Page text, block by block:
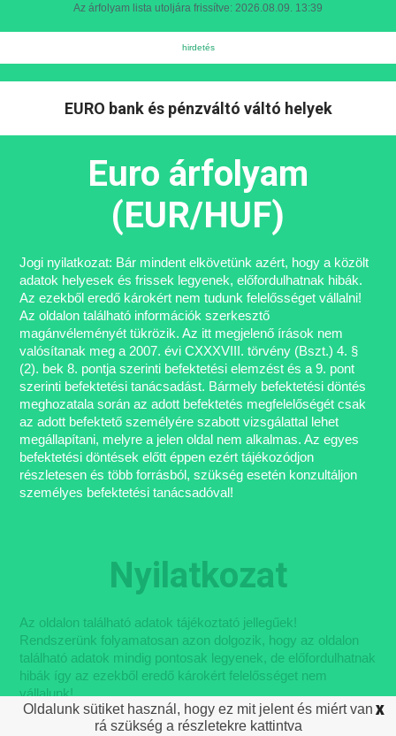
Az árfolyam lista utoljára frissítve: 2026.08.09. 13:39
EURO bank és pénzváltó váltó helyek
Euro árfolyam
(EUR/HUF)
Jogi nyilatkozat: Bár mindent elkövetünk azért, hogy a közölt
adatok helyesek és frissek legyenek, előfordulhatnak hibák.
Az ezekből eredő károkért nem tudunk felelősséget vállalni!
Az oldalon található információk szerkesztő
magánvéleményét tükrözik. Az itt megjelenő írások nem
valósítanak meg a 2007. évi CXXXVIII. törvény (Bszt.) 4. §
(2). bek 8. pontja szerinti befektetési elemzést és a 9. pont
szerinti befektetési tanácsadást. Bármely befektetési döntés
meghozatala során az adott befektetés megfelelőségét csak
az adott befektető személyére szabott vizsgálattal lehet
megállapítani, melyre a jelen oldal nem alkalmas. Az egyes
befektetési döntések előtt éppen ezért tájékozódjon
részletesen és több forrásból, szükség esetén konzultáljon
személyes befektetési tanácsadóval!
Nyilatkozat
Az oldalon található adatok tájékoztató jellegűek!
Rendszerünk folyamatosan azon dolgozik, hogy az oldalon
található adatok mindig pontosak legyenek, de előfordulhatnak
hibák így az ezekből eredő károkért felelősséget nem
vállalunk!
Oldalunk sütiket használ, hogy ez mit jelent és miért van
rá szükség a részletekre kattintva
X